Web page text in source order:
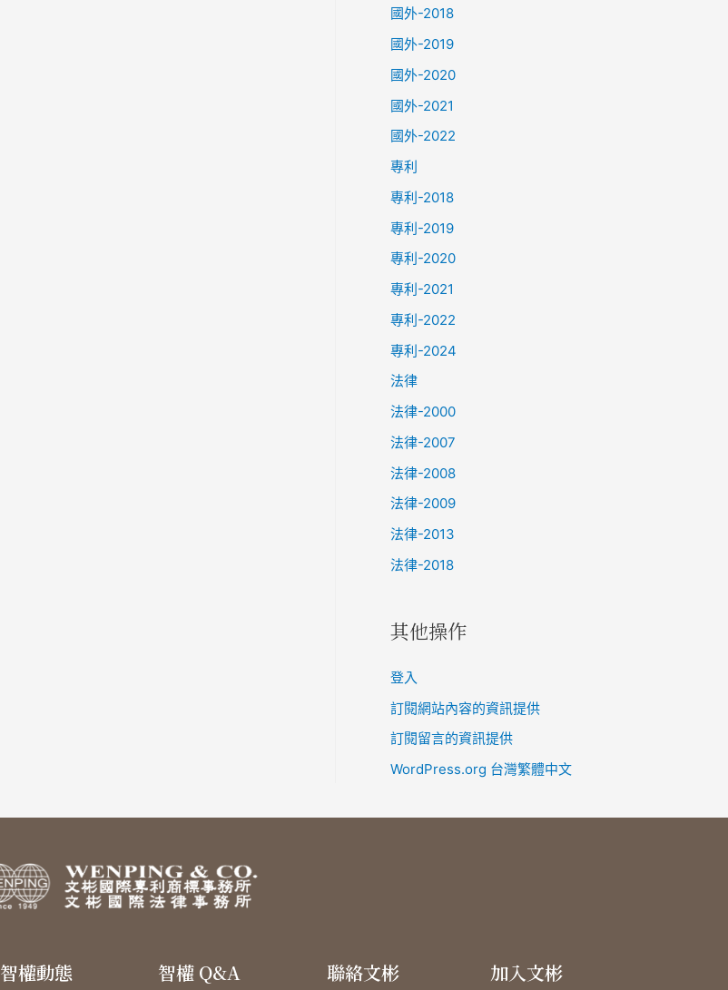
國外-2018
國外-2019
國外-2020
國外-2021
國外-2022
專利
專利-2018
專利-2019
專利-2020
專利-2021
專利-2022
專利-2024
法律
法律-2000
法律-2007
法律-2008
法律-2009
法律-2013
法律-2018
其他操作
登入
訂閱網站內容的資訊提供
訂閱留言的資訊提供
WordPress.org 台灣繁體中文
智權動態 智權 Q&A 聯絡文彬 加入文彬